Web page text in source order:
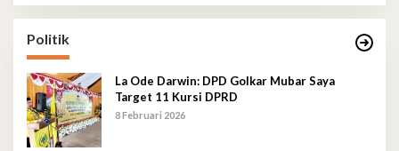
Politik
La Ode Darwin: DPD Golkar Mubar Saya
Target 11 Kursi DPRD
8 Februari 2026